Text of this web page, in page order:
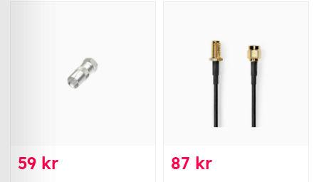
59 kr 87 kr